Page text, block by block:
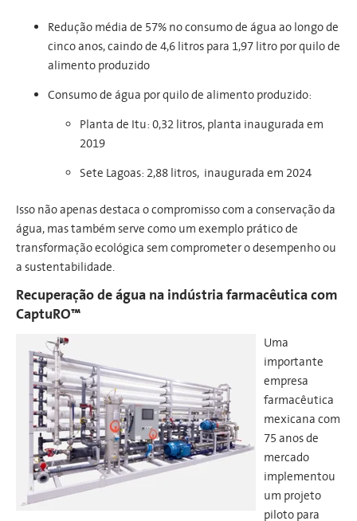
Redução média de 57% no consumo de água ao longo de
cinco anos, caindo de 4,6 litros para 1,97 litro por quilo de
alimento produzido
Consumo de água por quilo de alimento produzido:
Planta de Itu: 0,32 litros, planta inaugurada em
2019
Sete Lagoas: 2,88 litros, inaugurada em 2024
Isso não apenas destaca o compromisso com a conservação da
água, mas também serve como um exemplo prático de
transformação ecológica sem comprometer o desempenho ou
a sustentabilidade.
Recuperação de água na indústria farmacêutica com
CaptuRO™
Uma
importante
empresa
farmacêutica
mexicana com
75 anos de
mercado
implementou
um projeto
piloto para